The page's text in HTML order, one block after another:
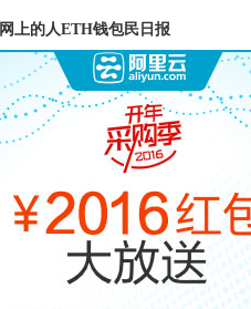
网上的人ETH钱包民日报